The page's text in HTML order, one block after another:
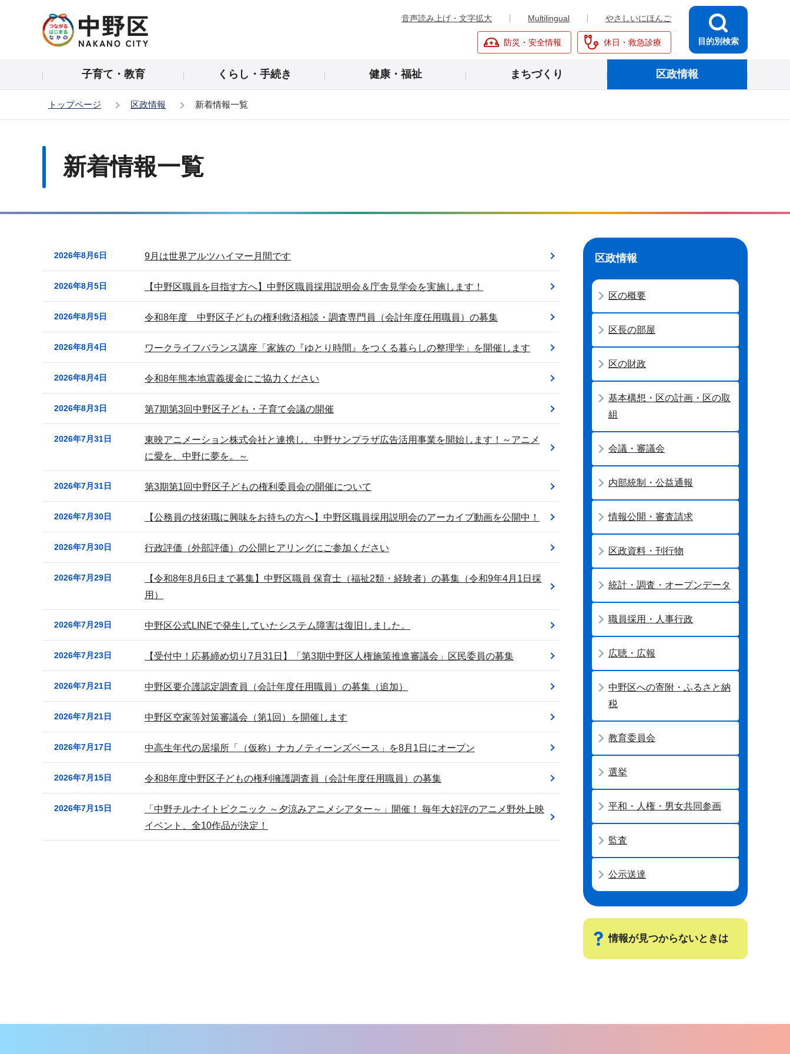
の
頭
音声読み上げ・文字拡大 Multilingual やさしいにほんご
防災・安全情報 休日・救急診療 目的別検索
子育て・教育 くらし・手続き 健康・福祉 まちづくり 区政情報
トップページ 区政情報 新着情報一覧
ら
新着情報一覧
2026年8月6日 9月は世界アルツハイマー月間です
2026年8月5日 【中野区職員を目指す方へ】中野区職員採用説明会＆庁舎見学会を実施します！
2026年8月5日 令和8年度 中野区子どもの権利救済相談・調査専門員（会計年度任用職員）の募集
2026年8月4日 ワークライフバランス講座「家族の『ゆとり時間』をつくる暮らしの整理学」を開催します
2026年8月4日 令和8年熊本地震義援金にご協力ください
2026年8月3日 第7期第3回中野区子ども・子育て会議の開催
2026年7月31日
東映アニメーション株式会社と連携し、中野サンプラザ広告活用事業を開始します！～アニメ
に愛を、中野に夢を。～
2026年7月31日 第3期第1回中野区子どもの権利委員会の開催について
2026年7月30日 【公務員の技術職に興味をお持ちの方へ】中野区職員採用説明会のアーカイブ動画を公開中！
2026年7月30日 行政評価（外部評価）の公開ヒアリングにご参加ください
2026年7月29日
【令和8年8月6日まで募集】中野区職員 保育士（福祉2類・経験者）の募集（令和9年4月1日採
用）
2026年7月29日 中野区公式LINEで発生していたシステム障害は復旧しました。
2026年7月23日 【受付中！応募締め切り7月31日】「第3期中野区人権施策推進審議会」区民委員の募集
2026年7月21日 中野区要介護認定調査員（会計年度任用職員）の募集（追加）
2026年7月21日 中野区空家等対策審議会（第1回）を開催します
2026年7月17日 中高生年代の居場所「（仮称）ナカノティーンズベース」を8月1日にオープン
2026年7月15日 令和8年度中野区子どもの権利擁護調査員（会計年度任用職員）の募集
2026年7月15日
「中野チルナイトピクニック ～夕涼みアニメシアター～」開催！ 毎年大好評のアニメ野外上映
イベント、全10作品が決定！
ョ
こ
か
区政情報
区の概要
区長の部屋
区の財政
基本構想・区の計画・区の取
組
会議・審議会
内部統制・公益通報
情報公開・審査請求
区政資料・刊行物
統計・調査・オープンデータ
職員採用・人事行政
広聴・広報
中野区への寄附・ふるさと納
税
教育委員会
選挙
平和・人権・男女共同参画
監査
公示送達
情報が見つからないときは